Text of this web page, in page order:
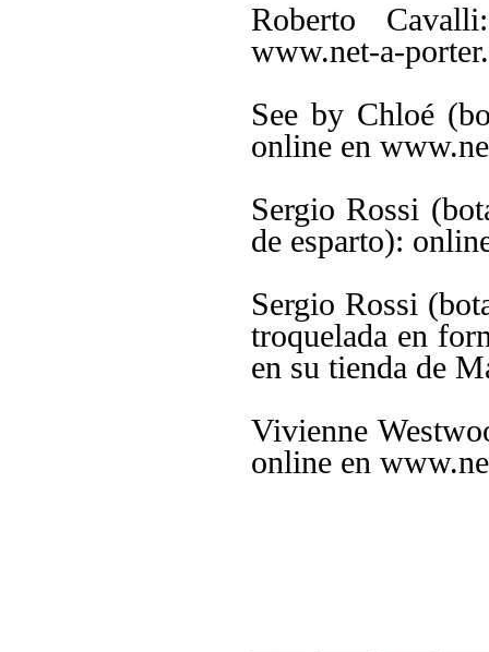
Roberto
www.net-a-
See by Chloé
online en
Sergio Rossi
de esparto):
Sergio Rossi
troquelada en
en su tienda de
Vivienne
online en